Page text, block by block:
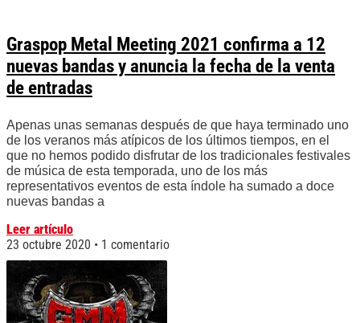
Graspop Metal Meeting 2021 confirma a 12
nuevas bandas y anuncia la fecha de la venta
de entradas
Apenas unas semanas después de que haya terminado uno
de los veranos más atípicos de los últimos tiempos, en el
que no hemos podido disfrutar de los tradicionales festivales
de música de esta temporada, uno de los más
representativos eventos de esta índole ha sumado a doce
nuevas bandas a
Leer artículo
23 octubre 2020
1 comentario